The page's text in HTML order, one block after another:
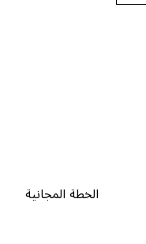
الخطة المجانية